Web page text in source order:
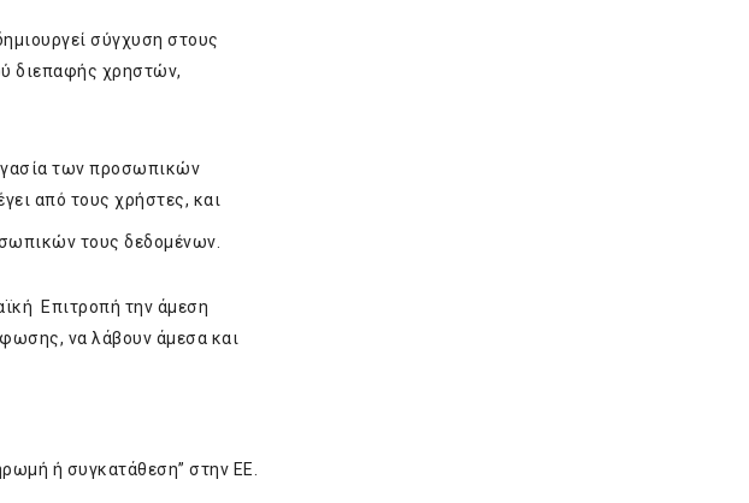
σύγχυση στους
διεπαφής χρηστών,
των προσωπικών
από τους χρήστες, και
τους δεδομένων.
Επιτροπή την άμεση
να λάβουν άμεσα και
ή συγκατάθεση” στην ΕΕ.